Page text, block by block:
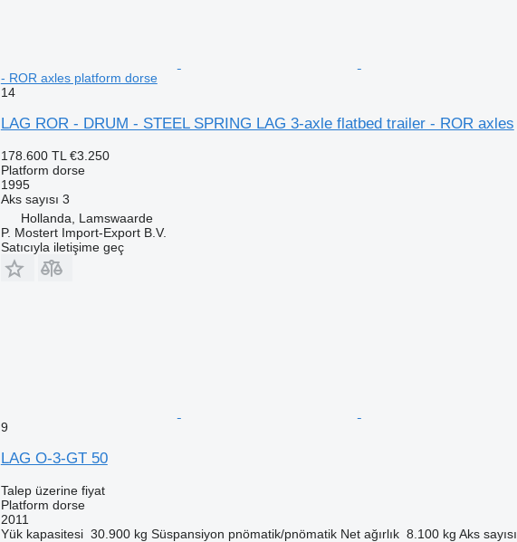
- ROR axles platform dorse
14
LAG ROR - DRUM - STEEL SPRING LAG 3-axle flatbed trailer - ROR axles
178.600 TL €3.250
Platform dorse
1995
Aks sayısı 3
Hollanda, Lamswaarde
P. Mostert Import-Export B.V.
Satıcıyla iletişime geç
9
LAG O-3-GT 50
Talep üzerine fiyat
Platform dorse
2011
Yük kapasitesi 30.900 kg Süspansiyon pnömatik/pnömatik Net ağırlık 8.100 kg Aks sayısı